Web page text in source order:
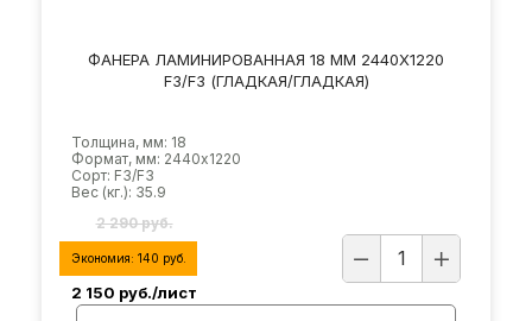
ФАНЕРА ЛАМИНИРОВАННАЯ 18 ММ 2440Х1220
F3/F3 (ГЛАДКАЯ/ГЛАДКАЯ)
Толщина, мм: 18
Формат, мм: 2440х1220
Сорт: F3/F3
Вес (кг.): 35.9
2 290 руб.
Экономия: 140 руб.
2 150 руб./лист